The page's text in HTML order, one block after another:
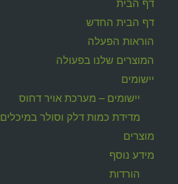
דף הבית החדש
הוראות הפעלה
המוצרים שלנו בפעולה
יישומים
יישומים – מערכת אויר דחוס
מדידת כמות דלק וסולר במיכלים
מוצרים
מידע נוסף
הורדות